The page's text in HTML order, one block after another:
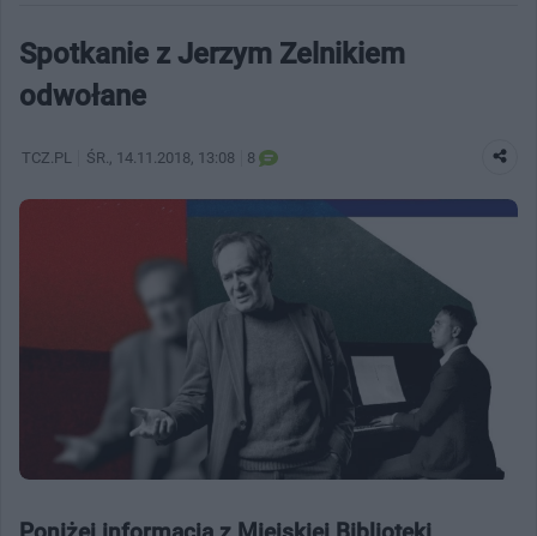
Spotkanie z Jerzym Zelnikiem
odwołane
TCZ.PL ŚR. , 14.11.2018, 13:08 8